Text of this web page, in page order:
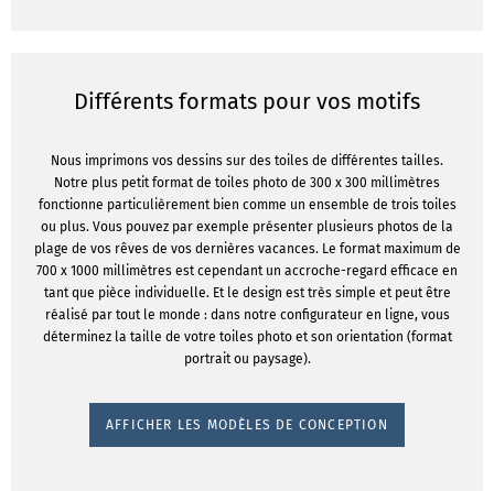
Différents formats pour vos motifs
Nous imprimons vos dessins sur des toiles de différentes tailles.
Notre plus petit format de toiles photo de 300 x 300 millimètres
fonctionne particulièrement bien comme un ensemble de trois toiles
ou plus. Vous pouvez par exemple présenter plusieurs photos de la
plage de vos rêves de vos dernières vacances. Le format maximum de
700 x 1000 millimètres est cependant un accroche-regard efficace en
tant que pièce individuelle. Et le design est très simple et peut être
réalisé par tout le monde : dans notre configurateur en ligne, vous
déterminez la taille de votre toiles photo et son orientation (format
portrait ou paysage).
AFFICHER LES MODÈLES DE CONCEPTION